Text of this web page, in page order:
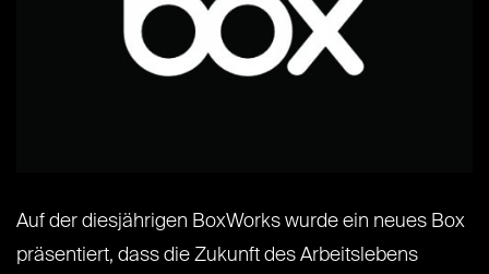
Auf der diesjährigen BoxWorks wurde ein neues Box
präsentiert, dass die Zukunft des Arbeitslebens